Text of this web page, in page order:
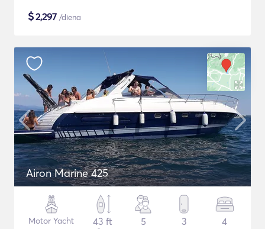
$2,297 /diena
Airon Marine 425
Motor Yacht
43 ft
5 3 4